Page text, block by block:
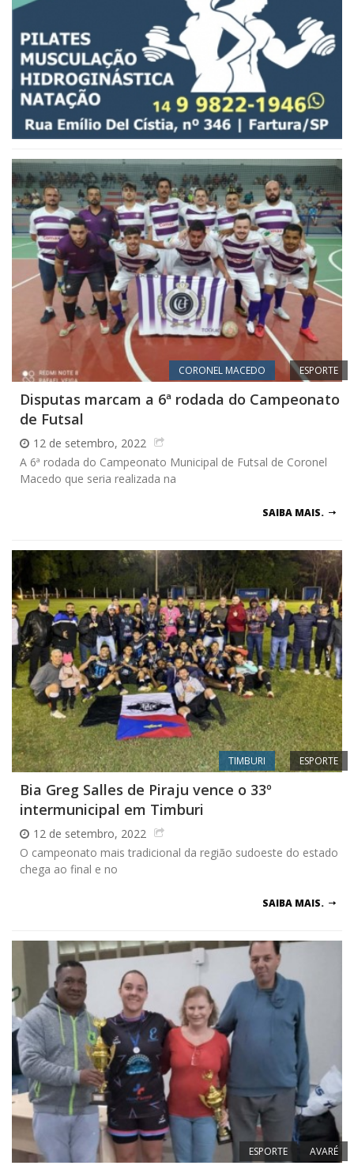
CORONEL MACEDO ESPORTE
Disputas marcam a 6ª rodada do Campeonato
de Futsal
12 de setembro, 2022
A 6ª rodada do Campeonato Municipal de Futsal de Coronel
Macedo que seria realizada na
SAIBA MAIS.
TIMBURI ESPORTE
Bia Greg Salles de Piraju vence o 33º
intermunicipal em Timburi
12 de setembro, 2022
O campeonato mais tradicional da região sudoeste do estado
chega ao final e no
SAIBA MAIS.
ESPORTE AVARÉ